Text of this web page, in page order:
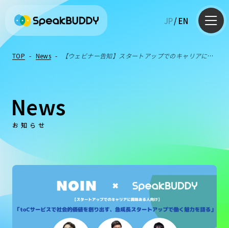
JP/EN
英語学習Q&A
TOP - News -
【ウェビナー告知】スタートアップでのキャリアに興
News
お知らせ